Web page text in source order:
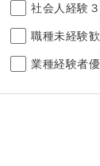
社会人経験
職種未経験
業種経験者